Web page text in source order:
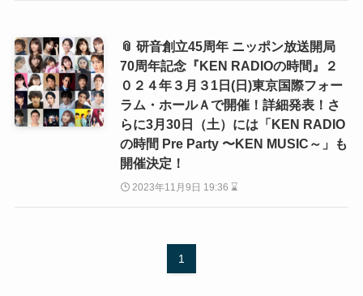
📎 研音創立45周年 ニッポン放送開局
70周年記念『KEN RADIOの時間』２
０２４年３月３1日(日)東京国際フォー
ラム・ホールＡで開催！詳細発表！さ
らに3月30日（土）には「KEN RADIO
の時間 Pre Party 〜KEN MUSIC～」も
開催決定！
2023年11月9日 19:36 ⌛
1